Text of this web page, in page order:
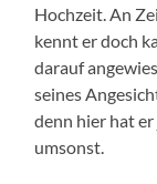
Hochzeit. An
kennt er doch
darauf
seines
denn hier hat
umsonst.